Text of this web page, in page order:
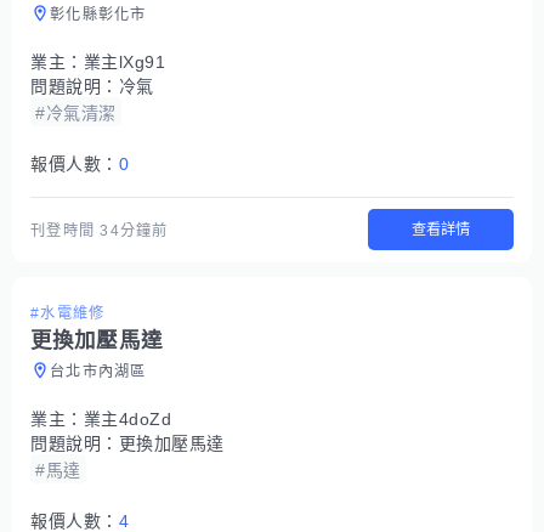
彰化縣彰化市
業主： 業主lXg91
問題說明： 冷氣
#冷氣清潔
報價人數： 0
刊登時間34分鐘前 查看詳情
#水電維修
更換加壓馬達
台北市內湖區
業主： 業主4doZd
問題說明： 更換加壓馬達
#馬達
報價人數： 4